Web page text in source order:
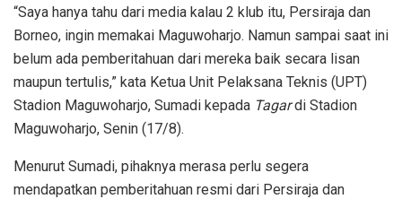
“Saya hanya tahu dari media kalau 2 klub itu, Persiraja dan
Borneo, ingin memakai Maguwoharjo. Namun sampai saat ini
belum ada pemberitahuan dari mereka baik secara lisan
maupun tertulis,” kata Ketua Unit Pelaksana Teknis (UPT)
Stadion Maguwoharjo, Sumadi kepada Tagardi Stadion
Maguwoharjo, Senin (17/8).
Menurut Sumadi, pihaknya merasa perlu segera
mendapatkan pemberitahuan resmi dari Persiraja dan